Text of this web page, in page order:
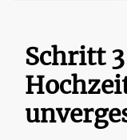
Schritt